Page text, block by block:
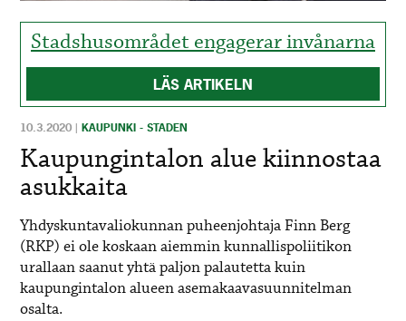
Stadshusområdet engagerar invånarna
LÄS ARTIKELN
10.3.2020 |KAUPUNKI - STADEN
Kaupungintalon alue kiinnostaa
asukkaita
Yhdyskuntavaliokunnan puheenjohtaja Finn Berg
(RKP) ei ole koskaan aiemmin kunnallispoliitikon
urallaan saanut yhtä paljon palautetta kuin
kaupungintalon alueen asemakaavasuunnitelman
osalta.